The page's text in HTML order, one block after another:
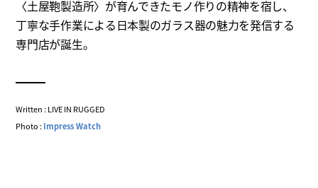
〈土屋鞄製造所〉が育んできたモノ作りの精神を宿し、
丁寧な手作業による日本製のガラス器の魅力を発信する
専門店が誕生。
Written : LIVE IN RUGGED
Photo :Impress Watch